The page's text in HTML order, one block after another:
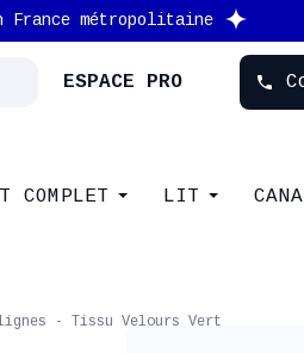
avec le codeNEW
ESPACE PRO phone
COMPLET LIT
- Tissu Velours Vert